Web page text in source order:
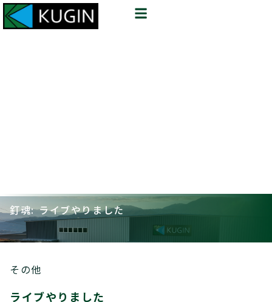
釘魂: ライブやりました
その他
ライブやりました